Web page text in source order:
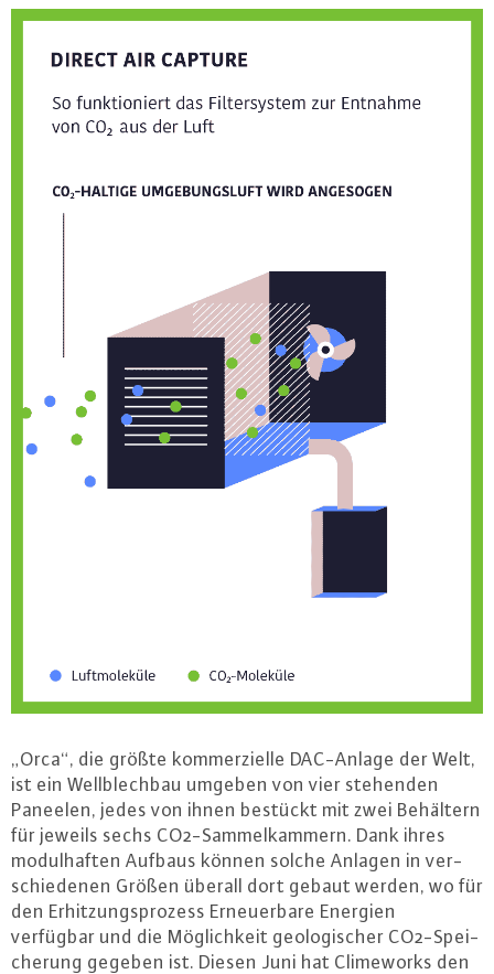
„Orca“, die größte kom­mer­zi­el­le DAC-An­la­ge der Welt,
ist ein Well­blech­bau umgeben von vier stehenden
Paneelen, jedes von ihnen bestückt mit zwei Behältern
für jeweils sechs CO2-Sam­mel­kam­mern. Dank ihres
mo­dul­haf­ten Aufbaus können solche Anlagen in ver­
schie­de­nen Größen überall dort gebaut werden, wo für
den Er­hit­zungs­pro­zess Er­neu­er­ba­re Energien
verfügbar und die Mög­lich­keit geo­lo­gi­scher CO2-Spei­
che­rung gegeben ist. Diesen Juni hat Clime­works den